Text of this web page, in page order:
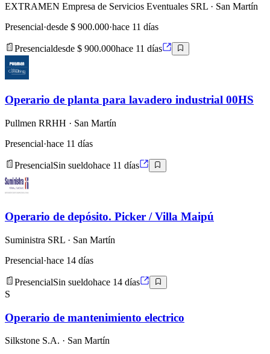
EXTRAMEN Empresa de Servicios Eventuales SRL · San Martín
Presencial·desde $ 900.000·hace 11 días
Presencialdesde $ 900.000hace 11 días
Operario de planta para lavadero industrial 00HS
Pullmen RRHH · San Martín
Presencial·hace 11 días
PresencialSin sueldohace 11 días
Operario de depósito. Picker / Villa Maipú
Suministra SRL · San Martín
Presencial·hace 14 días
PresencialSin sueldohace 14 días
S
Operario de mantenimiento electrico
Silkstone S.A. · San Martín